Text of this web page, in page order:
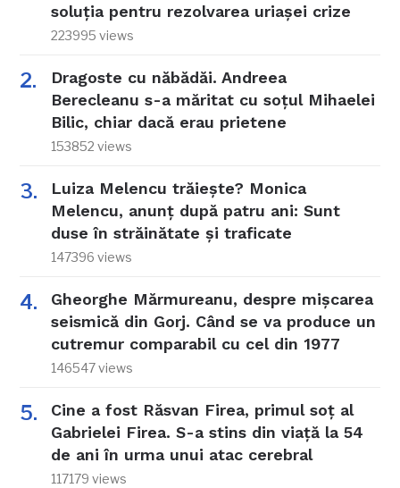
soluția pentru rezolvarea uriașei crize
223995 views
Dragoste cu năbădăi. Andreea
Berecleanu s-a măritat cu soțul Mihaelei
Bilic, chiar dacă erau prietene
153852 views
Luiza Melencu trăiește? Monica
Melencu, anunț după patru ani: Sunt
duse în străinătate și traficate
147396 views
Gheorghe Mărmureanu, despre mișcarea
seismică din Gorj. Când se va produce un
cutremur comparabil cu cel din 1977
146547 views
Cine a fost Răsvan Firea, primul soț al
Gabrielei Firea. S-a stins din viață la 54
de ani în urma unui atac cerebral
117179 views